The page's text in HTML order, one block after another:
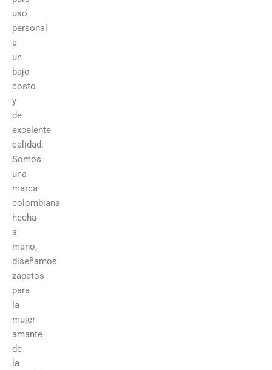
uso
personal
a
un
bajo
costo
y
de
excelente
calidad.
Somos
una
marca
colombiana
hecha
a
mano,
diseñamos
zapatos
para
la
mujer
amante
de
la